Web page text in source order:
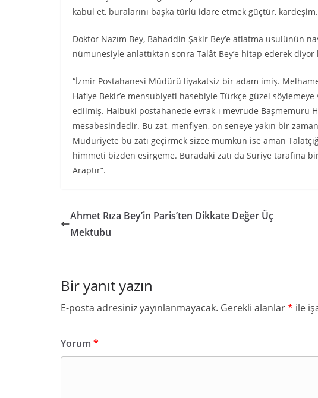
kabul et, buralarını başka türlü idare etmek güçtür,
Doktor Nazım Bey, Bahaddin Şakir Bey’e atlatma usulünün
nümunesiyle anlattıktan sonra Talât Bey’e hitap ederek diyor
“İzmir Postahanesi Müdürü liyakatsiz bir adam imiş.
Hafiye Bekir’e mensubiyeti hasebiyle Türkçe güzel
edilmiş. Halbuki postahanede evrak-ı mevrude Başmemuru
mesabesindedir. Bu zat, menfiyen, on seneye yakın bir
Müdüriyete bu zatı geçirmek sizce mümkün ise aman
himmeti bizden esirgeme. Buradaki zatı da Suriye tarafına
Araptır”.
Ahmet Rıza Bey’in Paris’ten Dikkate Değer Üç
Mektubu
Bir yanıt yazın
E-posta adresiniz yayınlanmayacak. Gerekli alanlar* ile
Yorum *